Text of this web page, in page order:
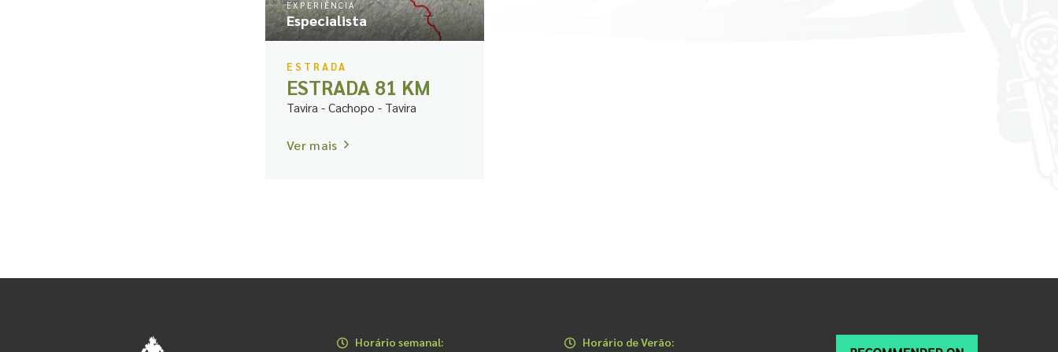
EXPERIÊNCIA
Especialista
ESTRADA
ESTRADA 81 KM
Tavira - Cachopo - Tavira
Ver mais
Horário semanal:
Horário de Verão: